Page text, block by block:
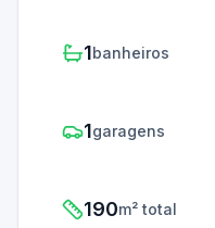
1banheiros
1garagens
190m² total